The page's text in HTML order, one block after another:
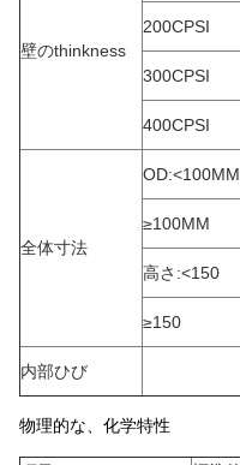
壁のthinkness
200CPSI
300CPSI
400CPSI
全体寸法
OD:<100MM
≥100MM
高さ:<150
≥150
内部ひび
物理的な、化学特性